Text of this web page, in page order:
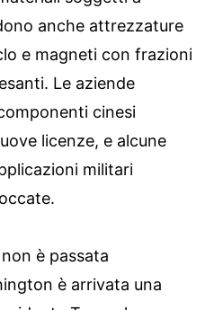
anche attrezzature
e magneti con frazioni
Le aziende
cinesi
licenze, e alcune
militari
è passata
è arrivata una